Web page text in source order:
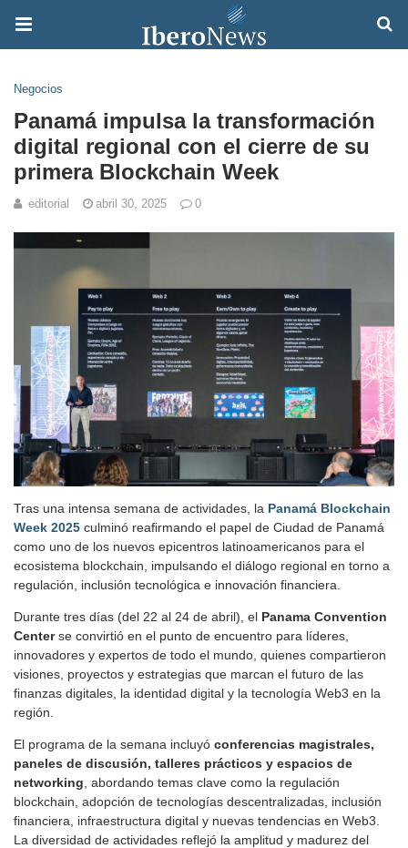
Negocios
Panamá impulsa la transformación
digital regional con el cierre de su
primera Blockchain Week
editorial abril 30, 2025 0
Tras una intensa semana de actividades, la Panamá Blockchain
Week 2025 culminó reafirmando el papel de Ciudad de Panamá
como uno de los nuevos epicentros latinoamericanos para el
ecosistema blockchain, impulsando el diálogo regional en torno a
regulación, inclusión tecnológica e innovación financiera.
Durante tres días (del 22 al 24 de abril), el Panama Convention
Centerse convirtió en el punto de encuentro para líderes,
innovadores y expertos de todo el mundo, quienes compartieron
visiones, proyectos y estrategias que marcan el futuro de las
finanzas digitales, la identidad digital y la tecnología Web3 en la
región.
El programa de la semana incluyó conferencias magistrales,
paneles de discusión, talleres prácticos y espacios de
networking , abordando temas clave como la regulación
blockchain, adopción de tecnologías descentralizadas, inclusión
financiera, infraestructura digital y nuevas tendencias en Web3.
La diversidad de actividades reflejó la amplitud y madurez del